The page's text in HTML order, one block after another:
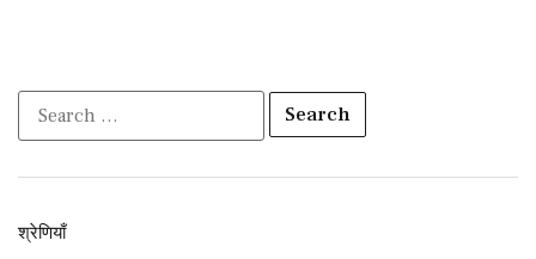
श्रेणियाँ​​